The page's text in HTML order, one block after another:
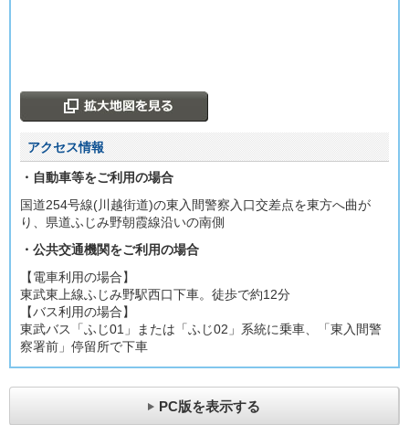
アクセス情報
・自動車等をご利用の場合
国道254号線(川越街道)の東入間警察入口交差点を東方へ曲が
り、県道ふじみ野朝霞線沿いの南側
・公共交通機関をご利用の場合
【電車利用の場合】
東武東上線ふじみ野駅西口下車。徒歩で約12分
【バス利用の場合】
東武バス「ふじ01」または「ふじ02」系統に乗車、「東入間警
察署前」停留所で下車
PC版を表示する